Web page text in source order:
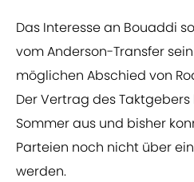
Das Interesse an Bouaddi
vom Anderson-Transfer
möglichen Abschied von
Der Vertrag des
Sommer aus und bisher
Parteien noch nicht über
werden.